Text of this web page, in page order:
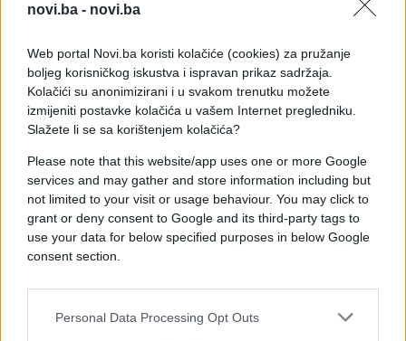
novi.ba - novi.ba
Web portal Novi.ba koristi kolačiće (cookies) za pružanje
boljeg korisničkog iskustva i ispravan prikaz sadržaja.
Kolačići su anonimizirani i u svakom trenutku možete
izmijeniti postavke kolačića u vašem Internet pregledniku.
Slažete li se sa korištenjem kolačića?
Please note that this website/app uses one or more Google
services and may gather and store information including but
not limited to your visit or usage behaviour. You may click to
grant or deny consent to Google and its third-party tags to
use your data for below specified purposes in below Google
consent section.
Personal Data Processing Opt Outs
Ukrajina zadala ozbiljan udarac Rusiji! Pogodili su
ključnu vojnu infrastrukturu
Saznaj više